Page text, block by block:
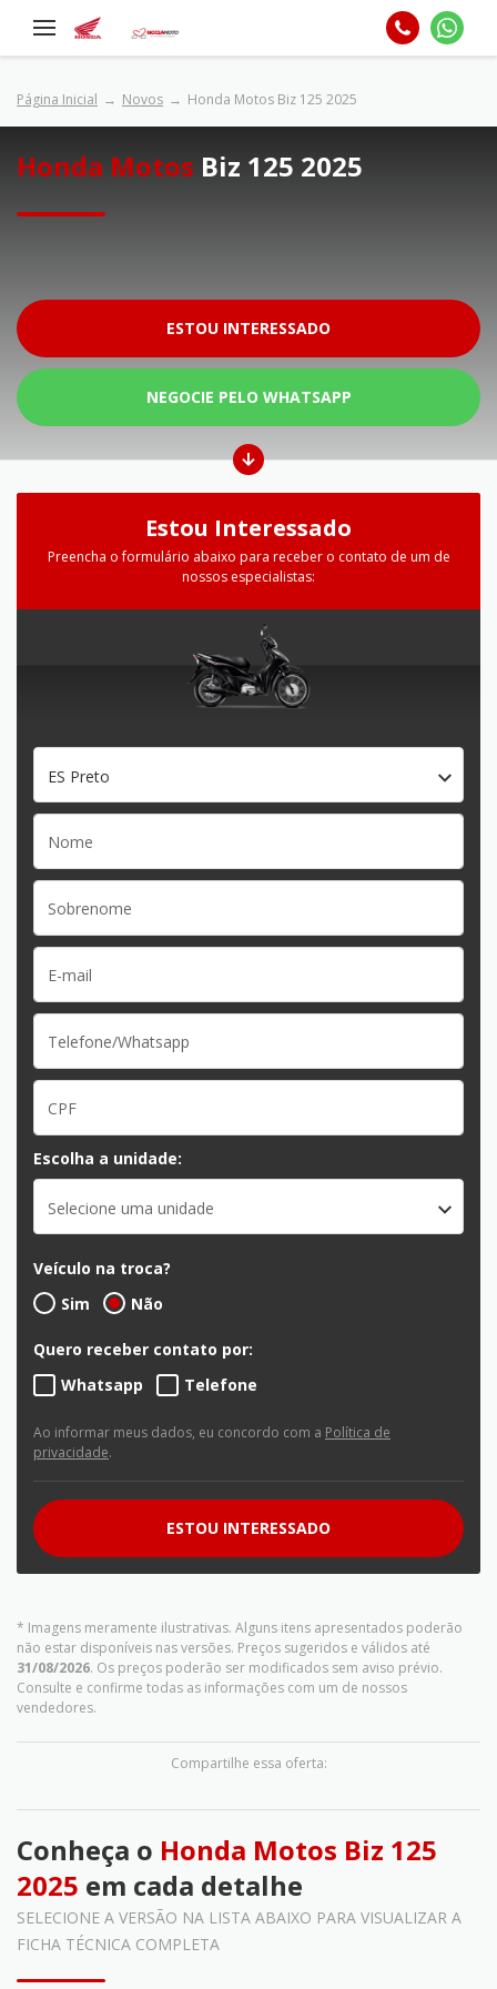
Página Inicial Novos Honda Motos Biz 125 2025
Honda Motos Biz 125 2025
ESTOU INTERESSADO
NEGOCIE PELO WHATSAPP
* Imagens meramente ilustrativas. Alguns itens apresentados poderão
não estar disponíveis nas versões. Preços sugeridos e válidos até
31/08/2026. Os preços poderão ser modificados sem aviso prévio.
Consulte e confirme todas as informações com um de nossos
vendedores.
Compartilhe essa oferta:
Estou Interessado
Preencha o formulário abaixo para receber o contato de um de
nossos especialistas:
ES Preto
Escolha a unidade:
Selecione uma unidade
Veículo na troca?
Sim
Não
Quero receber contato por:
Whatsapp
Telefone
Ao informar meus dados, eu concordo com a Política de
privacidade.
ESTOU INTERESSADO
Conheça o Honda Motos Biz 125
2025 em cada detalhe
SELECIONE A VERSÃO NA LISTA ABAIXO PARA VISUALIZAR A
FICHA TÉCNICA COMPLETA